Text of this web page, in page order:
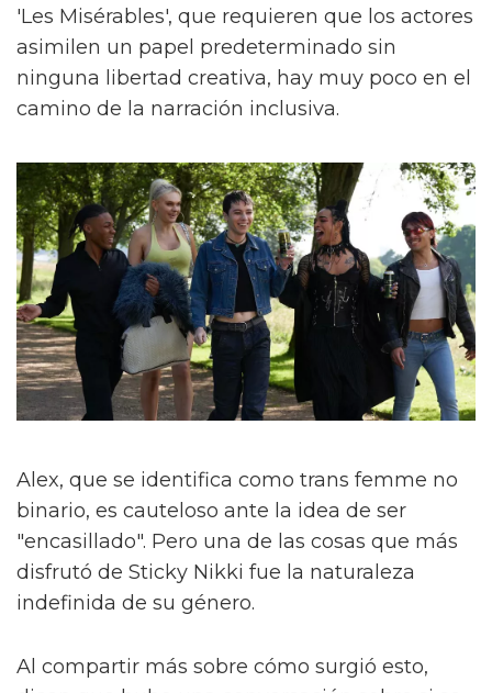
'Les Misérables', que requieren que los actores
asimilen un papel predeterminado sin
ninguna libertad creativa, hay muy poco en el
camino de la narración inclusiva.
Alex, que se identifica como trans femme no
binario, es cauteloso ante la idea de ser
"encasillado". Pero una de las cosas que más
disfrutó de Sticky Nikki fue la naturaleza
indefinida de su género.
Al compartir más sobre cómo surgió esto,